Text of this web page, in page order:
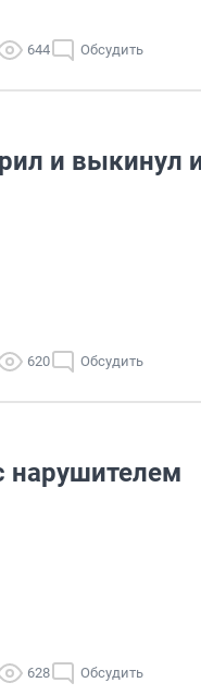
644 Обсудить
и выкинул
620 Обсудить
нарушителем
628 Обсудить